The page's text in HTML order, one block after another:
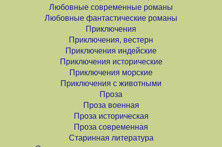
Любовные современные романы
Любовные фантастические романы
Приключения
Приключения, вестерн
Приключения индейские
Приключения исторические
Приключения морские
Приключения с животными
Проза
Проза военная
Проза историческая
Проза современная
Старинная литература